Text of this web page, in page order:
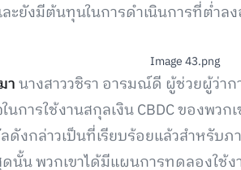
ะยังมีต้นทุนในการดำเนินการที่ต่ำล
านางสาววชิรา อารมณ์ดี ผู้ช่วยผู้ว่า
นการใช้งานสกุลเงิน CBDC ของพว
ดังกล่าวเป็นที่เรียบร้อยแล้วสำหรับ
นั้น พวกเขาได้มีแผนการทดลองใช้ง